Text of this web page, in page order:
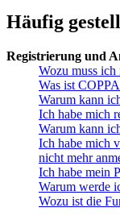
Häufig
Registrierung und
Wozu muss ich
Was ist
Warum kann
Ich habe mich
Warum kann
Ich habe mich
nicht mehr
Ich habe mein
Warum werde
Wozu ist die